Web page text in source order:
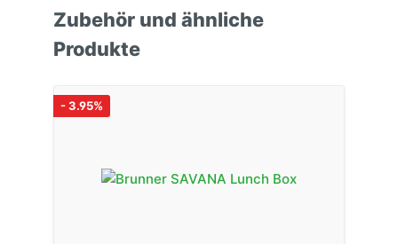
Zubehör und ähnliche
Produkte
- 3.95%